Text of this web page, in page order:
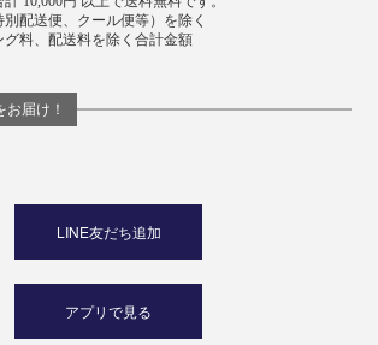
配送便、クール便等）を除く
料、配送料を除く合計金額
届け！
LINE友だち追加
アプリで見る